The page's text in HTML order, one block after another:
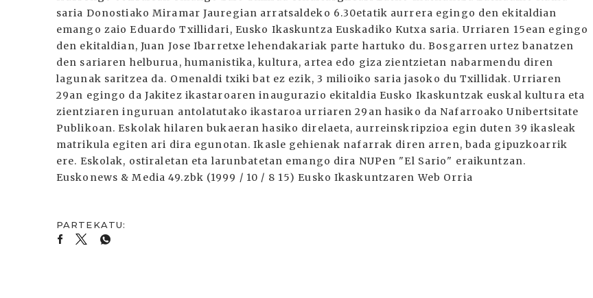
saria Donostiako Miramar Jauregian arratsaldeko 6.30etatik aurrera egingo den ekitaldian
emango zaio Eduardo Txillidari, Eusko Ikaskuntza Euskadiko Kutxa saria. Urriaren 15ean egingo
den ekitaldian, Juan Jose Ibarretxe lehendakariak parte hartuko du. Bosgarren urtez banatzen
den sariaren helburua, humanistika, kultura, artea edo giza zientzietan nabarmendu diren
lagunak saritzea da. Omenaldi txiki bat ez ezik, 3 milioiko saria jasoko du Txillidak. Urriaren
29an egingo da Jakitez ikastaroaren inaugurazio ekitaldia Eusko Ikaskuntzak euskal kultura eta
zientziaren inguruan antolatutako ikastaroa urriaren 29an hasiko da Nafarroako Unibertsitate
Publikoan. Eskolak hilaren bukaeran hasiko direlaeta, aurreinskripzioa egin duten 39 ikasleak
matrikula egiten ari dira egunotan. Ikasle gehienak nafarrak diren arren, bada gipuzkoarrik
ere. Eskolak, ostiraletan eta larunbatetan emango dira NUPen "El Sario" eraikuntzan.
Euskonews & Media 49.zbk (1999 / 10 / 8 15) Eusko Ikaskuntzaren Web Orria